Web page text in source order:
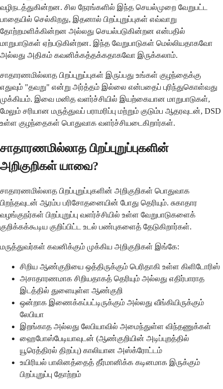
வழிநடத்துகின்றன. சில நேரங்களில் இந்த செயல்முறை வேறுபட்ட
பாதையில் செல்கிறது, இதனால் பிறப்புறுப்புகள் எவ்வாறு
தோற்றமளிக்கின்றன அல்லது செயல்படுகின்றன என்பதில்
மாறுபாடுகள் ஏற்படுகின்றன. இந்த வேறுபாடுகள் மெல்லியதாகவோ
அல்லது அதிகம் கவனிக்கத்தக்கதாகவோ இருக்கலாம்.
சாதாரணமில்லாத பிறப்புறுப்புகள் இருப்பது உங்கள் குழந்தைக்கு
எதுவும் "தவறு" என்று அர்த்தம் இல்லை என்பதைப் புரிந்துகொள்வது
முக்கியம். இவை மனித வளர்ச்சியில் இயற்கையான மாறுபாடுகள்,
மேலும் சரியான மருத்துவப் பராமரிப்பு மற்றும் குடும்ப ஆதரவுடன், DSD
உள்ள குழந்தைகள் பொதுவாக வளர்ச்சியடைகிறார்கள்.
சாதாரணமில்லாத பிறப்புறுப்புகளின்
அறிகுறிகள் யாவை?
சாதாரணமில்லாத பிறப்புறுப்புகளின் அறிகுறிகள் பொதுவாக
பிறந்தவுடன் ஆரம்ப பரிசோதனையின் போது தெரியும். சுகாதார
வழங்குநர்கள் பிறப்புறுப்பு வளர்ச்சியில் உள்ள வேறுபாடுகளைக்
குறிக்கக்கூடிய குறிப்பிட்ட உடல் பண்புகளைத் தேடுகிறார்கள்.
மருத்துவர்கள் கவனிக்கும் முக்கிய அறிகுறிகள் இங்கே:
சிறிய ஆண்குறியை ஒத்திருக்கும் பெரிதாகி உள்ள கிளிடோரிஸ்
அசாதாரணமாக சிறியதாகத் தெரியும் அல்லது எதிர்பாராத
இடத்தில் துளையுள்ள ஆண்குறி
ஒன்றாக இணைக்கப்பட்டிருக்கும் அல்லது வீங்கியிருக்கும்
லேபியா
இறங்காத அல்லது லேபியாவில் அமைந்துள்ள விந்தணுக்கள்
ஹைபோஸ்பேடியாவுடன் (ஆண்குறியின் அடிப்புறத்தில்
யூரெத்திரல் திறப்பு) காலியான அஸ்க்ரோட்டம்
உயிரியல் பாலினத்தைத் தீர்மானிக்க கடினமாக இருக்கும்
பிறப்புறுப்பு தோற்றம்